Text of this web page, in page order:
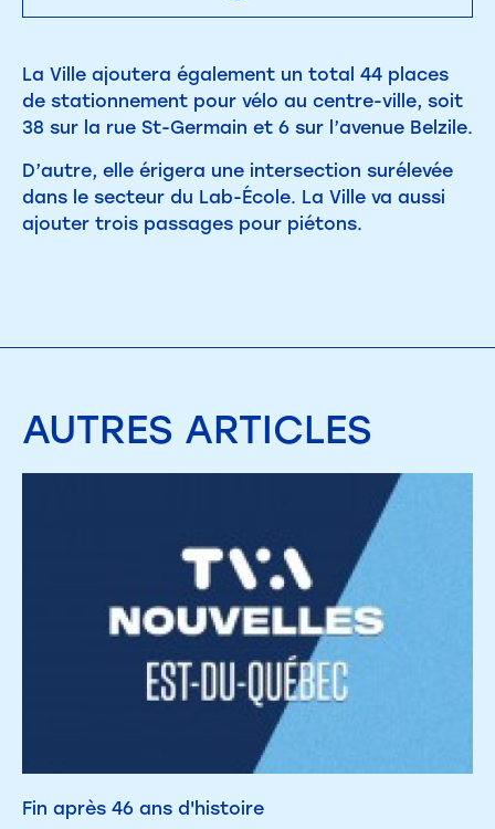
La Ville ajoutera également un total 44 places
de stationnement pour vélo au centre-ville, soit
38 sur la rue St-Germain et 6 sur l’avenue Belzile.
D’autre, elle érigera une intersection surélevée
dans le secteur du Lab-École. La Ville va aussi
ajouter trois passages pour piétons.
AUTRES ARTICLES
Fin après 46 ans d'histoire